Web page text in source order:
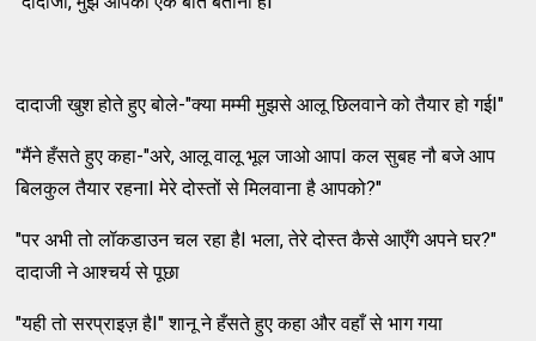
दादाजी खुश होते हुए बोले-"क्या मम्मी मुझसे आलू छिलवाने को तैयार हो गईI"
"मैंने हँसते हुए कहा-"अरे, आलू वालू भूल जाओ आपI कल सुबह नौ बजे आप
बिलकुल तैयार रहनाI मेरे दोस्तों से मिलवाना है आपको?"
"पर अभी तो लॉकडाउन चल रहा हैI भला, तेरे दोस्त कैसे आएँगे अपने घर?"
दादाजी ने आश्चर्य से पूछा
"यही तो सरप्राइज़ हैI" शानू ने हँसते हुए कहा और वहाँ से भाग गया